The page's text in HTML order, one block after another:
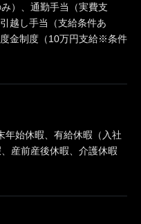
）、通勤手当（実費支
越し手当（支給条件あ
金制度（10万円支給※条件
年始休暇、有給休暇（入社
産前産後休暇、介護休暇